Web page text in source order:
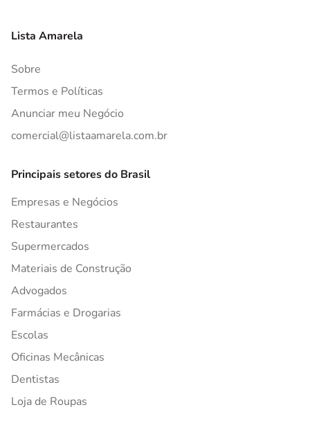
Lista Amarela
Sobre
Termos e Políticas
Anunciar meu Negócio
comercial@listaamarela.com.br
Principais setores do Brasil
Empresas e Negócios
Restaurantes
Supermercados
Materiais de Construção
Advogados
Farmácias e Drogarias
Escolas
Oficinas Mecânicas
Dentistas
Loja de Roupas